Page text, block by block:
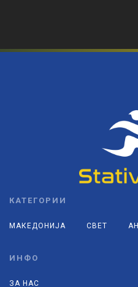
КАТЕГОРИИ
МАКЕДОНИЈА СВЕТ
ИНФО
ЗА НАС